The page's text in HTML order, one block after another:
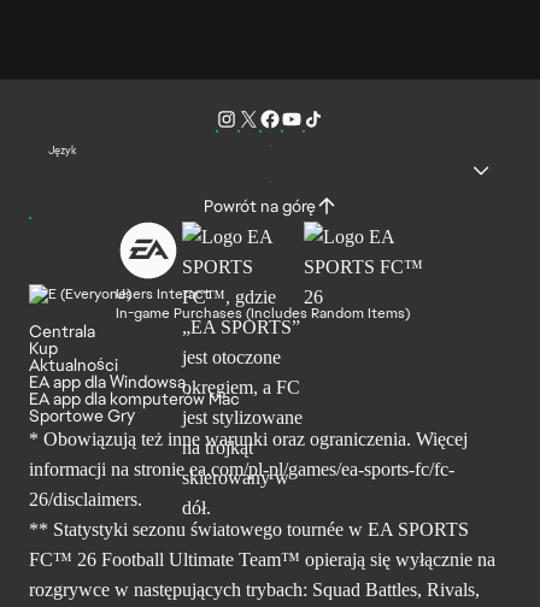
Język
Powrót na górę
Users Interact
In-game Purchases (Includes Random Items)
Centrala
Kup
Aktualności
EA app dla Windowsa
EA app dla komputerów Mac
Sportowe Gry
* Obowiązują też inne warunki oraz ograniczenia. Więcej
informacji na stronie ea.com/pl-pl/games/ea-sports-fc/fc-
26/disclaimers.
** Statystyki sezonu światowego tournée w EA SPORTS
FC™ 26 Football Ultimate Team™ opierają się wyłącznie na
rozgrywce w następujących trybach: Squad Battles, Rivals,